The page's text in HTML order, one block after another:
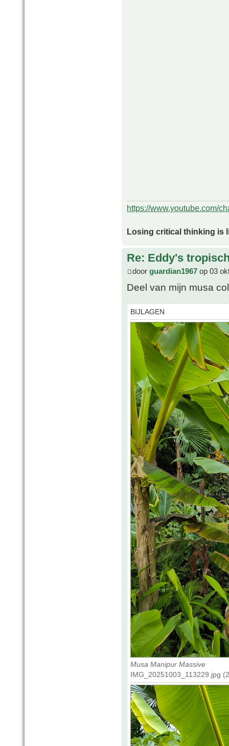
https://www.youtube.com/
Losing critical thinking is
Re: Eddy's
door guardian1967 op 03
Deel van mijn musa
BIJLAGEN
Musa Manipur Massive
IMG_20251003_113229.jpg